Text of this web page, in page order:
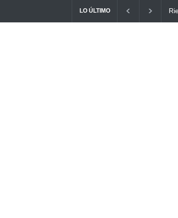
LO ÚLTIMO
¿Cómo el consumo de alimentos quemados puede